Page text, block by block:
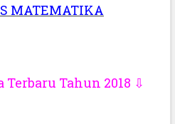
MATEMATIKA
Tahun 2018 ⇩